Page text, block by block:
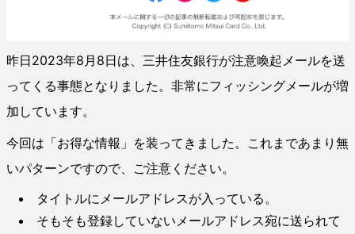
昨日2023年8月8日は、三井住友銀行が注意喚起メールを送
ってくる事態となりました。非常にフィッシングメールが増
加しています。
今回は「お得な情報」を装ってきました。これまであまり無
いパターンですので、ご注意ください。
タイトルにメールアドレスが入っている。
そもそも登録していないメールアドレス宛に送られて